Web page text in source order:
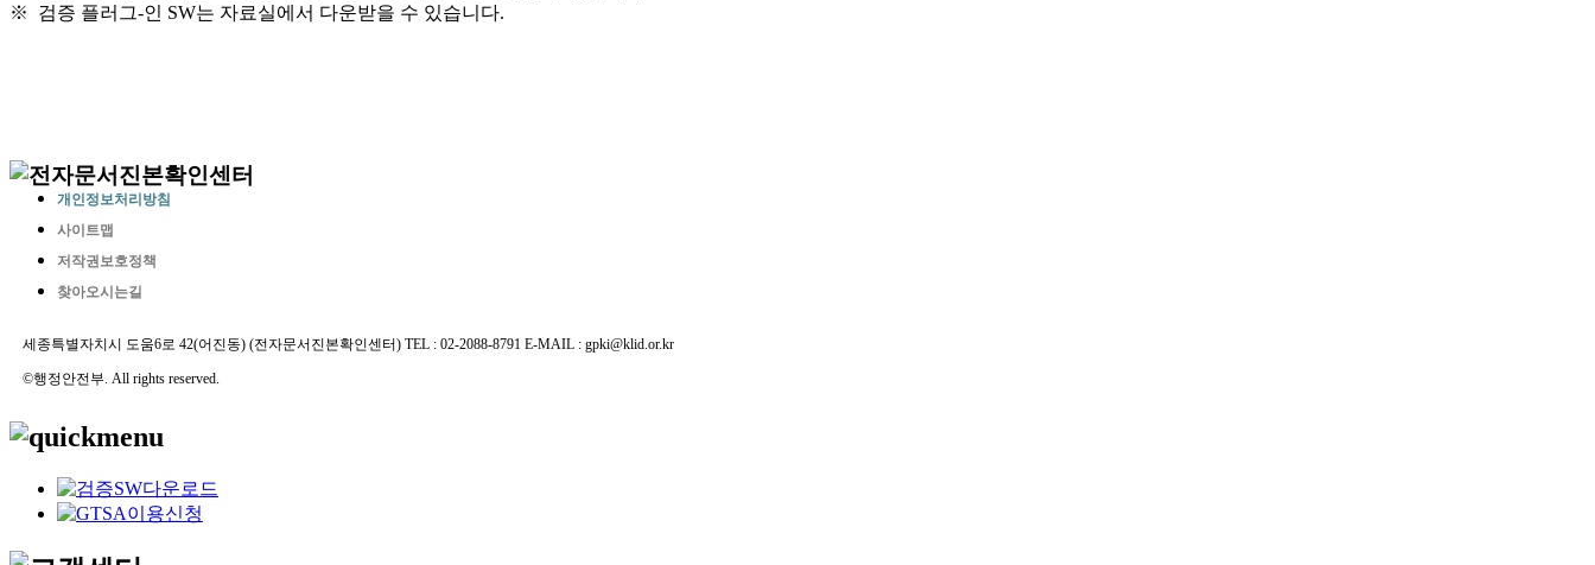
※ 검증 플러그-인 SW는 자료실에서 다운받을 수 있습니다.
개인정보처리방침
사이트맵
저작권보호정책
찾아오시는길
세종특별자치시 도움6로 42(어진동) (전자문서진본확인센터) TEL : 02-2088-8791 E-MAIL : gpki@klid.or.kr
©행정안전부. All rights reserved.